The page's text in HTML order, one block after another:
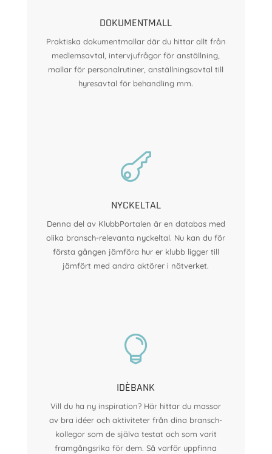
DOKUMENTMALL
Praktiska dokumentmallar där du hittar allt från
medlemsavtal, intervjufrågor för anställning,
mallar för personalrutiner, anställningsavtal till
hyresavtal för behandling mm.

NYCKELTAL
Denna del av KlubbPortalen är en databas med
olika bransch-relevanta nyckeltal. Nu kan du för
första gången jämföra hur er klubb ligger till
jämfört med andra aktörer i nätverket.

IDÈBANK
Vill du ha ny inspiration? Här hittar du massor
av bra idéer och aktiviteter från dina bransch-
kollegor som de själva testat och som varit
framgångsrika för dem. Så varför uppfinna